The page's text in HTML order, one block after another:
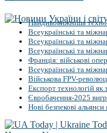
Найдивовижніша
Всеукраїнські та
Всеукраїнські та
Всеукраїнські та
Франція: військові
Всеукраїнські та
Військова FPV-
Експорт технологій як
Євробачення-2025
Нові безпекові